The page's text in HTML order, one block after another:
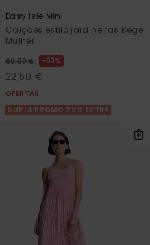
Easy Isle Mini
Calções estilo jardineiras Bege
Mulher
60,00 € 63%
22,50 €
OFERTAS
DUPLA PROMO 25% EXTRA